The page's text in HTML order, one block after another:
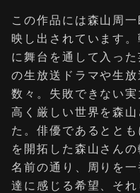
この作品には森山周
映し出されています
に舞台を通して入っ
の生放送ドラマや生
数々。失敗できない
高く厳しい世界を森
た。俳優であるとと
を開拓した森山さん
名前の通り、周りを
達に感じる希望、そ